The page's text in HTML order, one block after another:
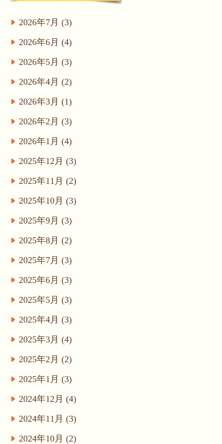
2026年7月 (3)
2026年6月 (4)
2026年5月 (3)
2026年4月 (2)
2026年3月 (1)
2026年2月 (3)
2026年1月 (4)
2025年12月 (3)
2025年11月 (2)
2025年10月 (3)
2025年9月 (3)
2025年8月 (2)
2025年7月 (3)
2025年6月 (3)
2025年5月 (3)
2025年4月 (3)
2025年3月 (4)
2025年2月 (2)
2025年1月 (3)
2024年12月 (4)
2024年11月 (3)
2024年10月 (2)